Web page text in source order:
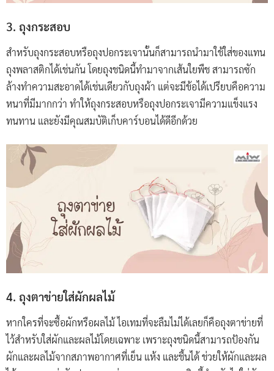
3. ถุงกระสอบ
สำหรับถุงกระสอบหรือถุงปอกระเจานั้นก็สามารถนำมาใช้ใส่ของแทน
ถุงพลาสติกได้เช่นกัน โดยถุงชนิดนี้ทำมาจากเส้นใยพืช สามารถซัก
ล้างทำความสะอาดได้เช่นเดียวกับถุงผ้า แต่จะมีข้อได้เปรียบคือความ
หนาที่มีมากกว่า ทำให้ถุงกระสอบหรือถุงปอกระเจามีความแข็งแรง
ทนทาน และยังมีคุณสมบัติเก็บคาร์บอนได้ดีอีกด้วย
4. ถุงตาข่ายใส่ผักผลไม้
หากใครที่จะซื้อผักหรือผลไม้ ไอเทมที่จะลืมไม่ได้เลยก็คือถุงตาข่ายที่
ไว้สำหรับใส่ผักและผลไม้โดยเฉพาะ เพราะถุงชนิดนี้สามารถป้องกัน
ผักและผลไม้จากสภาพอากาศที่เย็น แห้ง และชื้นได้ ช่วยให้ผักและผล